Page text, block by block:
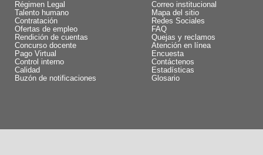
Régimen Legal
Talento humano
Contratación
Ofertas de empleo
Rendición de cuentas
Concurso docente
Pago Virtual
Control interno
Calidad
Buzón de notificaciones
Correo institucional
Mapa del sitio
Redes Sociales
FAQ
Quejas y reclamos
Atención en línea
Encuesta
Contáctenos
Estadísticas
Glosario